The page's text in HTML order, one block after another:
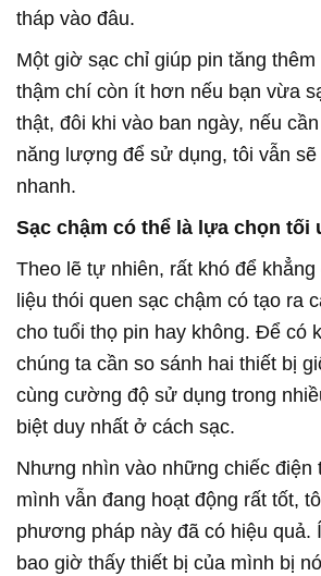
tháp vào đâu.
Một giờ sạc chỉ giúp pin tăng thêm
thậm chí còn ít hơn nếu bạn vừa
thật, đôi khi vào ban ngày, nếu
năng lượng để sử dụng, tôi vẫn
nhanh.
Sạc chậm có thể là lựa chọn tối
Theo lẽ tự nhiên, rất khó để khẳng
liệu thói quen sạc chậm có tạo ra
cho tuổi thọ pin hay không. Để có
chúng ta cần so sánh hai thiết bị
cùng cường độ sử dụng trong
biệt duy nhất ở cách sạc.
Nhưng nhìn vào những chiếc điện
mình vẫn đang hoạt động rất tốt,
phương pháp này đã có hiệu quả.
bao giờ thấy thiết bị của mình bị